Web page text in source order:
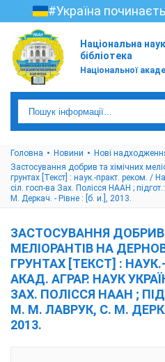
#Україна
Національна
бібліотека
Національної
Головна Новини Нові
Застосування добрив та хімічних
грунтах [Текст] : наук.-практ. реком. /
сіл. госп-ва Зах. Полісся НААН ;
М. Деркач. - Рівне : [б. и.], 2013.
ЗАСТОСУВАННЯ ДОБРИВ
МЕЛІОРАНТІВ НА
ГРУНТАХ [ТЕКСТ] :
АКАД. АГРАР. НАУК
ЗАХ. ПОЛІССЯ НААН ;
М. М. ЛАВРУК, С. М.
2013.